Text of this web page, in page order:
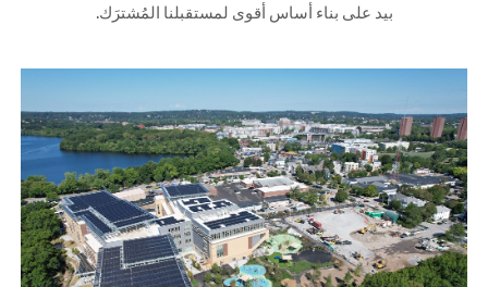
بيد على بناء أساس أقوى لمستقبلنا المُشترَك.